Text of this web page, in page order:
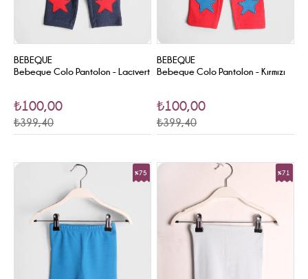
BEBEQUE
Bebeque Colo Pantolon - Lacivert
₺100,00
₺399,40
BEBEQUE
Bebeque Colo Pantolon - Kırmızı
₺100,00
₺399,40
%75 %71